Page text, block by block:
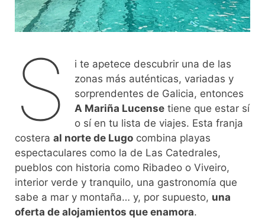
S
i te apetece descubrir una de las
zonas más auténticas, variadas y
sorprendentes de Galicia, entonces
A Mariña Lucense tiene que estar sí
o sí en tu lista de viajes. Esta franja
costera al norte de Lugo combina playas
espectaculares como la de Las Catedrales,
pueblos con historia como Ribadeo o Viveiro,
interior verde y tranquilo, una gastronomía que
sabe a mar y montaña… y, por supuesto, una
oferta de alojamientos que enamora.